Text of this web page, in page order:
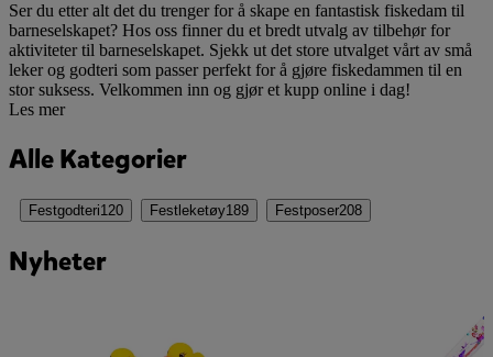
Ser du etter alt det du trenger for å skape en fantastisk fiskedam til
barneselskapet? Hos oss finner du et bredt utvalg av tilbehør for
aktiviteter til barneselskapet. Sjekk ut det store utvalget vårt av små
leker og godteri som passer perfekt for å gjøre fiskedammen til en
stor suksess. Velkommen inn og gjør et kupp online i dag!
Les mer
Alle Kategorier
Festgodteri120 Festleketøy189 Festposer208
Nyheter